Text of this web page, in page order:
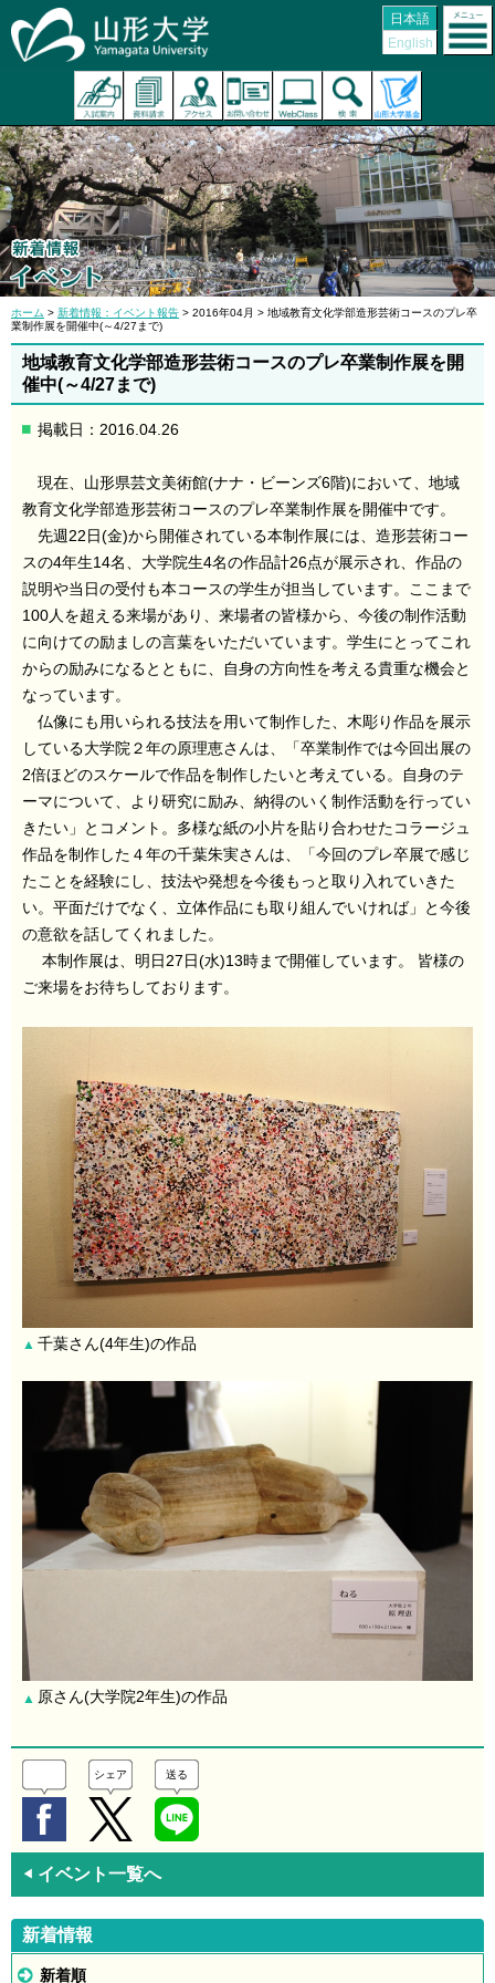
日本語
English
ホーム > 新着情報：イベント報告 > 2016年04月 > 地域教育文化学部造形芸術コースのプレ卒
業制作展を開催中(～4/27まで)
地域教育文化学部造形芸術コースのプレ卒業制作展を開
催中(～4/27まで)
掲載日：2016.04.26
現在、山形県芸文美術館(ナナ・ビーンズ6階)において、地域
教育文化学部造形芸術コースのプレ卒業制作展を開催中です。
先週22日(金)から開催されている本制作展には、造形芸術コー
スの4年生14名、大学院生4名の作品計26点が展示され、作品の
説明や当日の受付も本コースの学生が担当しています。ここまで
100人を超える来場があり、来場者の皆様から、今後の制作活動
に向けての励ましの言葉をいただいています。学生にとってこれ
からの励みになるとともに、自身の方向性を考える貴重な機会と
なっています。
仏像にも用いられる技法を用いて制作した、木彫り作品を展示
している大学院２年の原理恵さんは、「卒業制作では今回出展の
2倍ほどのスケールで作品を制作したいと考えている。自身のテ
ーマについて、より研究に励み、納得のいく制作活動を行ってい
きたい」とコメント。多様な紙の小片を貼り合わせたコラージュ
作品を制作した４年の千葉朱実さんは、「今回のプレ卒展で感じ
たことを経験にし、技法や発想を今後もっと取り入れていきた
い。平面だけでなく、立体作品にも取り組んでいければ」と今後
の意欲を話してくれました。
本制作展は、明日27日(水)13時まで開催しています。 皆様の
ご来場をお待ちしております。
▲ 千葉さん(4年生)の作品
▲ 原さん(大学院2年生)の作品
シェア 送る
◀ イベント一覧へ
新着情報
新着順